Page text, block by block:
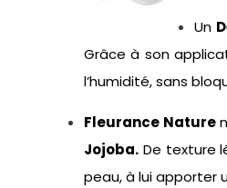
Un
Grâce à son
l’humidité, sans
Fleurance Nature
Jojoba. De texture
peau, à lui apporter